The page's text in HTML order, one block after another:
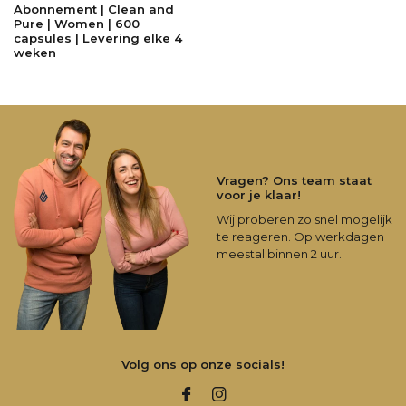
Abonnement | Clean and
Pure | Women | 600
capsules | Levering elke 4
weken
Vragen? Ons team staat
voor je klaar!
Wij proberen zo snel mogelijk
te reageren. Op werkdagen
meestal binnen 2 uur.
Volg ons op onze socials!